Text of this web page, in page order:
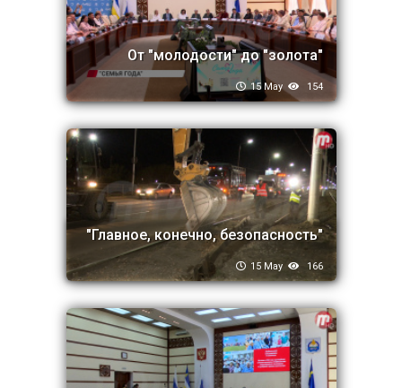
От "молодости" до "золота"
15 May 154
"Главное, конечно, безопасность"
15 May 166